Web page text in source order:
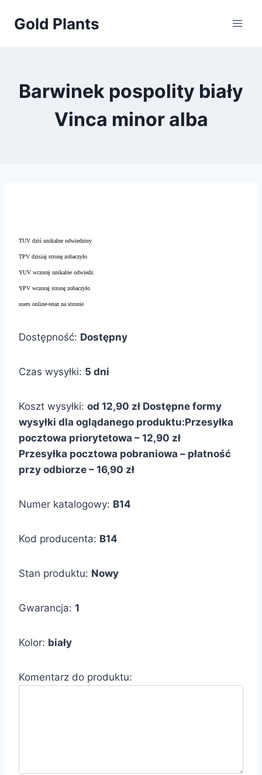
Gold Plants
Barwinek pospolity biały
Vinca minor alba
TUV dziś unikalne odwiedziny
TPV dzisiaj stronę zobaczyło
YUV wczoraj unikalne odwiedz.
YPV wczoraj stronę zobaczyło
users online-teraz na stronie
Dostępność: Dostępny
Czas wysyłki: 5 dni
Koszt wysyłki: od 12,90 zł Dostępne formy
wysyłki dla oglądanego produktu:Przesyłka
pocztowa priorytetowa – 12,90 zł
Przesyłka pocztowa pobraniowa – płatność
przy odbiorze – 16,90 zł
Numer katalogowy: B14
Kod producenta: B14
Stan produktu: Nowy
Gwarancja: 1
Kolor: biały
Komentarz do produktu: